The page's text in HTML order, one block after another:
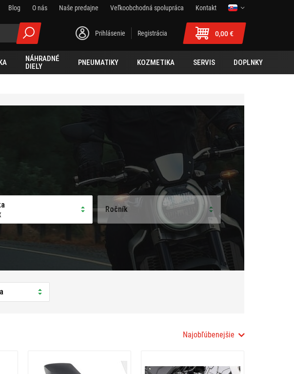
Blog O nás Naše predajne Veľkoobchodná spolupráca
Kontakt
Prihlásenie
Registrácia 0,00 €
NÁHRADNÉ
DIELY
PNEUMATIKY KOZMETIKA SERVIS DOPLNKY
Ročník
Najobľúbenejšie